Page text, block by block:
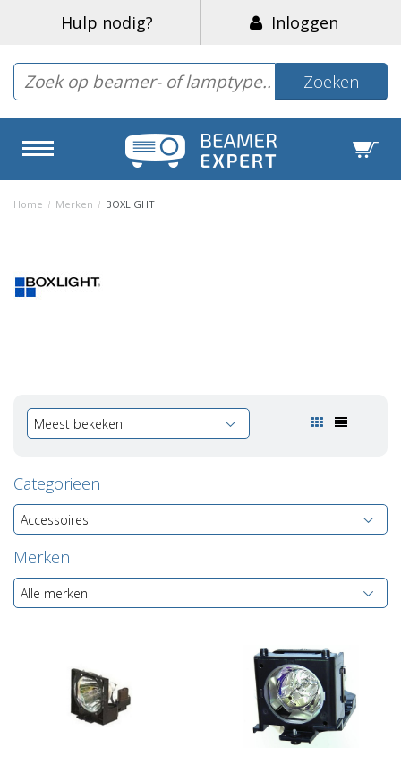
Hulp nodig? Inloggen
Zoeken
Home / Merken / BOXLIGHT
Meest bekeken
Categorieen
Accessoires
Merken
Alle merken